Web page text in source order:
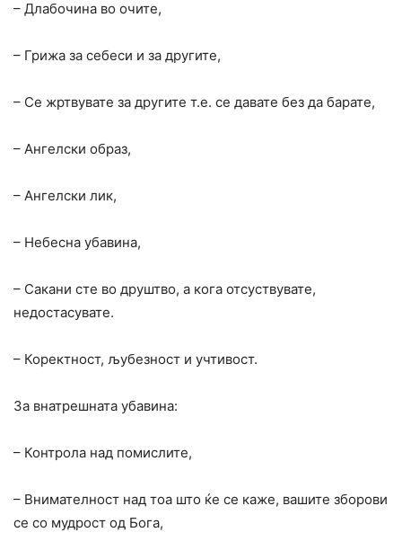
– Длабочина во очите,
– Грижа за себеси и за другите,
– Се жртвувате за другите т.е. се давате без да барате,
– Ангелски образ,
– Ангелски лик,
– Небесна убавина,
– Сакани сте во друштво, а кога отсуствувате,
недостасувате.
– Коректност, љубезност и учтивост.
За внатрешната убавина:
– Контрола над помислите,
– Внимателност над тоа што ќе се каже, вашите зборови
се со мудрост од Бога,